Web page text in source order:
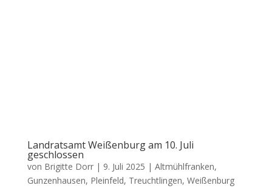
Landratsamt Weißenburg am 10. Juli
geschlossen
von Brigitte Dorr| 9. Juli 2025 | Altmühlfranken,
Gunzenhausen, Pleinfeld, Treuchtlingen, Weißenburg